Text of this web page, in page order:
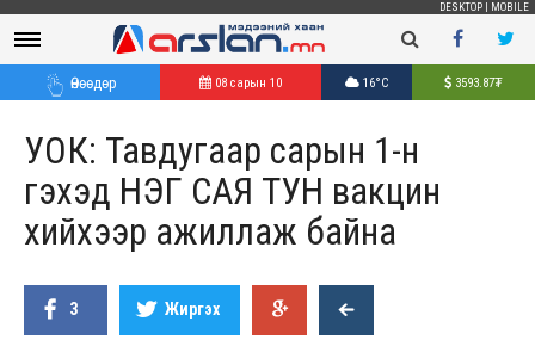
DESKTOP MOBILE
Өнөөдөр 08 сарын 10 16°C 3593.87₮
УОК: Тавдугаар сарын 1-н
гэхэд НЭГ САЯ ТУН вакцин
хийхээр ажиллаж байна
3 Жиргэх